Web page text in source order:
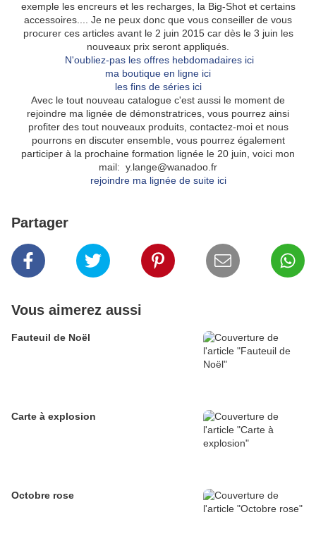
exemple les encreurs et les recharges, la Big-Shot et certains
accessoires.... Je ne peux donc que vous conseiller de vous
procurer ces articles avant le 2 juin 2015 car dès le 3 juin les
nouveaux prix seront appliqués.
N'oubliez-pas les offres hebdomadaires ici
ma boutique en ligne ici
les fins de séries ici
Avec le tout nouveau catalogue c'est aussi le moment de
rejoindre ma lignée de démonstratrices, vous pourrez ainsi
profiter des tout nouveaux produits, contactez-moi et nous
pourrons en discuter ensemble, vous pourrez également
participer à la prochaine formation lignée le 20 juin, voici mon
mail: y.lange@wanadoo.fr
rejoindre ma lignée de suite ici
Partager
Vous aimerez aussi
Fauteuil de Noël
Carte à explosion
Octobre rose